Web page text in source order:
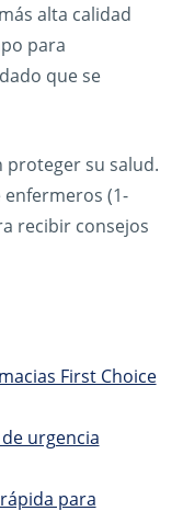
alta calidad
para
que se
proteger su salud.
enfermeros (1-
recibir consejos
First Choice
urgencia
para